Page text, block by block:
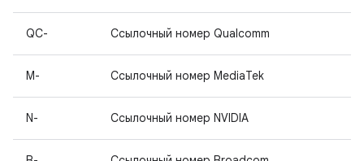
QC- Ссылочный номер Qualcomm
M- Ссылочный номер MediaTek
N- Ссылочный номер NVIDIA